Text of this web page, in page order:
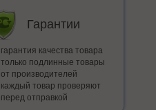
Гарантии
гарантия качества товара
только подлинные товары
от производителей
каждый товар проверяют
перед отправкой